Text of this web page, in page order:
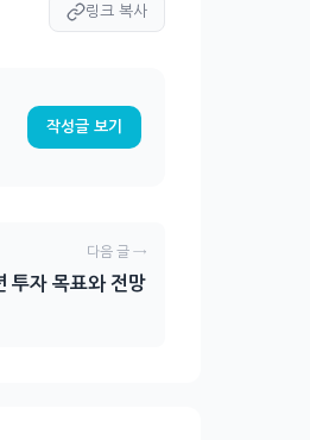
링크 복사
작성글 보기
다음 글 →
자 목표와 전망